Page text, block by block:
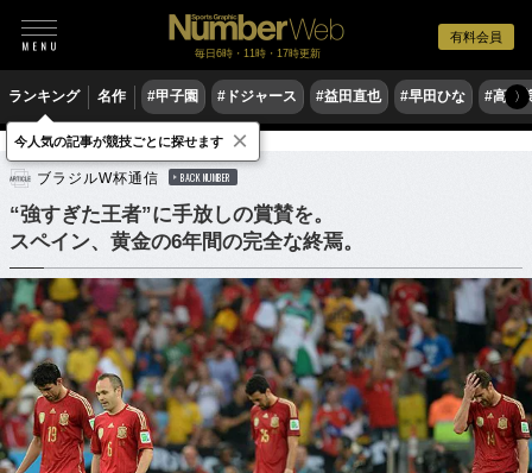
有料会員
毎日6時・11時・17時更新
ランキング 名作 #甲子園 #ドジャース #益田直也 #早田ひな #高木
〉
サッカー 海外サッカー
ブラジルW杯通信 BACK NUMBER
“強すぎた王者”に手放しの賞賛を。
スペイン、黄金の6年間の完全な終焉。
今人気の記事が競技ごとに探せます ×